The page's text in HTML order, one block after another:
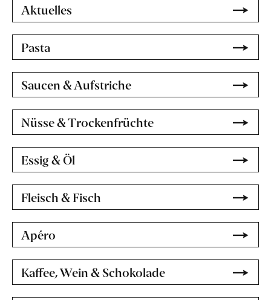
Aktuelles
Pasta
Saucen & Aufstriche
Nüsse & Trockenfrüchte
Essig & Öl
Fleisch & Fisch
Apéro
Kaffee, Wein & Schokolade